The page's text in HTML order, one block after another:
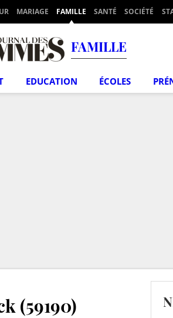
MARIAGE FAMILLE SANTÉ SOCIÉTÉ
FAMILLE
EDUCATION ÉCOLES
(59190)